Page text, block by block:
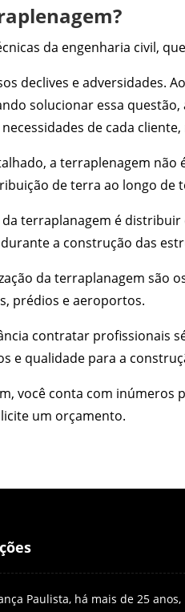
da engenharia civil,
declives e adversidades.
solucionar essa
de cada
a terraplenagem
de terra ao longo de
terraplanagem é
a construção das
da terraplanagem são
prédios e aeroportos.
contratar profissionais
e qualidade para a
você conta com
um orçamento.
Paulista, há mais de 25 anos,